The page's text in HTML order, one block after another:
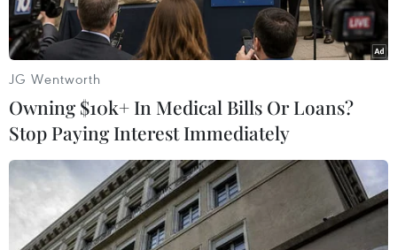
Drobish truyền bá vào Belarus từ năm 1987, ban
đầu tại một trường luyện môn đấu vật truyền
thống của Việt Nam.
Đến năm 1998, Liên đoàn Việt Võ Đạo đã chính
thức được thành lập tại Belarus, góp phần hình
thành Liên đoàn Việt Võ Đạo châu Âu (EVVF) từ
năm 2010./.
60.000 học
JG Wentworth
Owning $10k+ In Medical Bills Or Loans?
Stop Paying Interest Immediately